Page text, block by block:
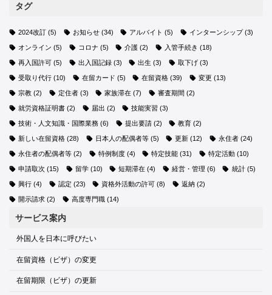
タグ
2024改訂 (5) お知らせ(34) アルバイト (5) インターンシップ(3)
オンライン (5) コロナ (5) 介護 (2) 入管手続き (18)
再入国許可 (5) 出入国記録(3) 出生 (3) 取下げ(3)
受取り代行 (10) 在留カード (5) 在留資格 (39) 変更 (13)
宗教 (2) 定住者(3) 家族滞在 (7) 審査期間 (2)
就労資格証明書 (2) 届出 (2) 技能実習 (3)
技術・人文知識・国際業務 (6) 提出要請(2) 教育 (2)
新しい在留資格 (28) 日本人の配偶者等(5) 更新 (12) 永住者(24)
永住者の配偶者等 (2) 特例制度(4) 特定技能 (31) 特定活動(10)
申請取次 (15) 留学(10) 短期滞在 (4) 経営・管理 (6) 統計(5)
興行 (4) 認定 (23) 資格外活動の許可 (8) 返納(2)
開示請求 (2) 高度専門職(14)
サービス案内
外国人を日本に呼びたい
在留資格（ビザ）の変更
在留期限（ビザ）の更新